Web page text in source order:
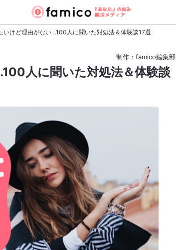
いけど理由がない…100人に聞いた対処法＆体験談17選
制作：famico編集部
人に聞いた対処法＆体験談